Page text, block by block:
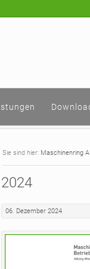
Maschinenring
2024
06. Dezember 2024